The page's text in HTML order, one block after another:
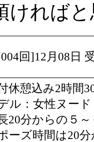
ければ
回]12月08日
休憩込み2時間
ル：女性ヌード
20分からの５
ポーズ時間は20